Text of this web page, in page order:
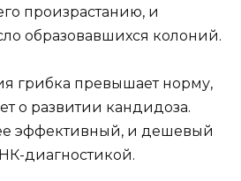
произрастанию, и
образовавшихся колоний.
грибка превышает норму,
о развитии кандидоза.
эффективный, и дешевый
диагностикой.